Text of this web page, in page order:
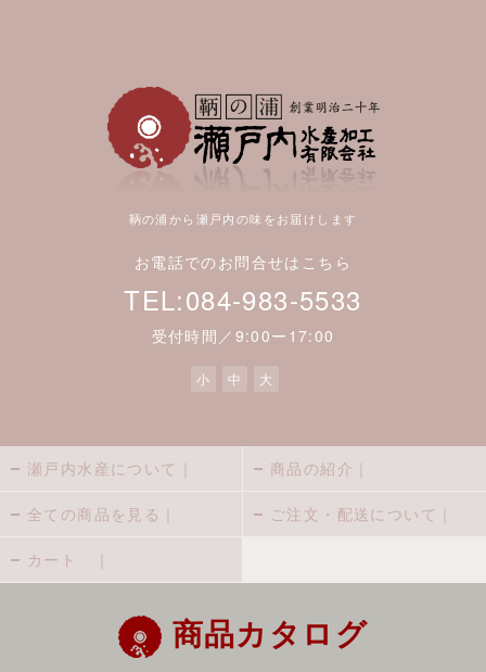
鞆の浦から瀬戸内の味をお届けします
お電話でのお問合せはこちら
TEL:084-983-5533
受付時間／9:00ー17:00
小 中 大
瀬戸内水産について｜ 商品の紹介｜
全ての商品を見る｜ ご注文・配送について｜
カート ｜
商品カタログ